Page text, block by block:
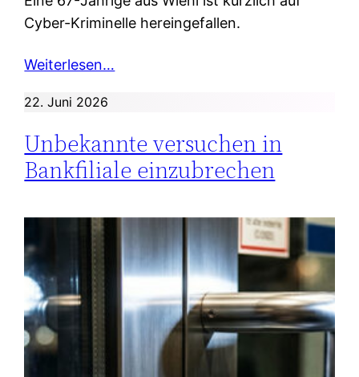
Cyber-Kriminelle hereingefallen.
Weiterlesen…
22. Juni 2026
Unbekannte versuchen in
Bankfiliale einzubrechen